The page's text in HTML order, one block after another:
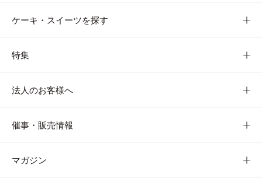
ケーキ・スイーツを探す
特集
法人のお客様へ
催事・販売情報
マガジン